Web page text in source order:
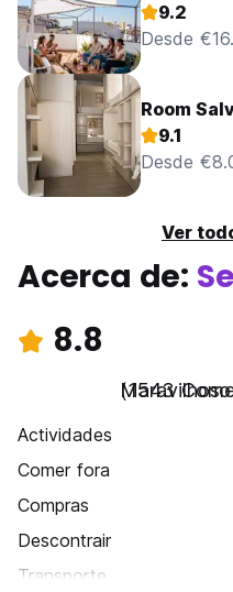
9.2
Desde
Room
9.1
Desde
Ver
Acerca de:
8.8
Maravilhoso
(1543
Actividades
Comer fora
Compras
Descontrair
Transporte